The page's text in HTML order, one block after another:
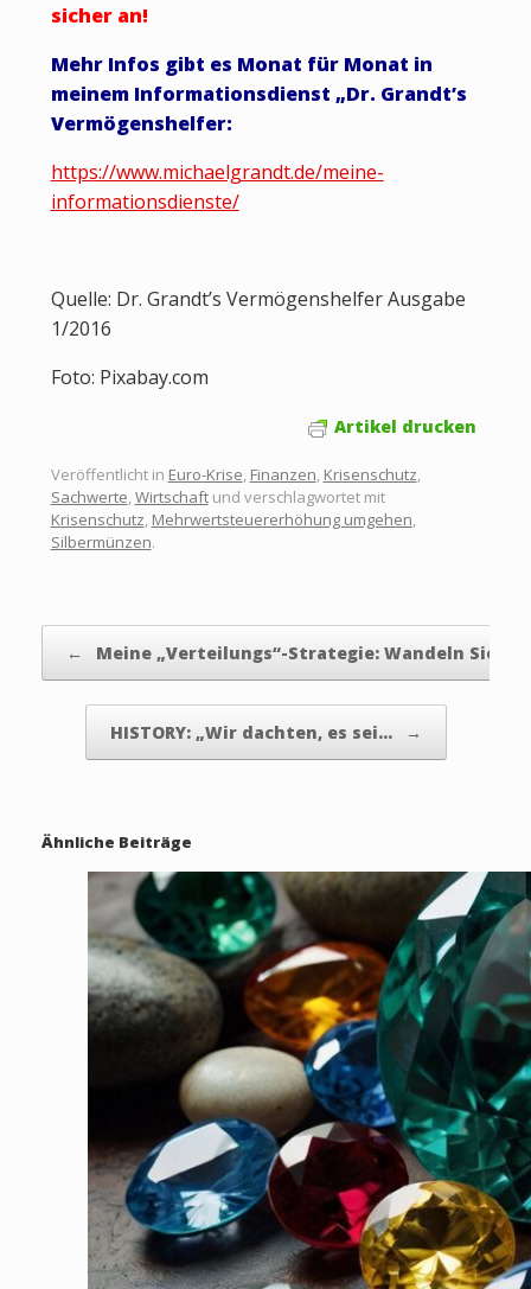
sicher an!
Mehr Infos gibt es Monat für Monat in
meinem Informationsdienst „Dr. Grandt’s
Vermögenshelfer:
https://www.michaelgrandt.de/meine-
informationsdienste/
Quelle: Dr. Grandt’s Vermögenshelfer Ausgabe
1/2016
Foto: Pixabay.com
Artikel drucken
Veröffentlicht in Euro-Krise, Finanzen, Krisenschutz,
Sachwerte,Wirtschaftund verschlagwortet mit
Krisenschutz, Mehrwertsteuererhöhung umgehen,
Silbermünzen.
← Meine „Verteilungs“-Strategie: Wandeln Sie
HISTORY: „Wir dachten, es sei… →
Ähnliche Beiträge